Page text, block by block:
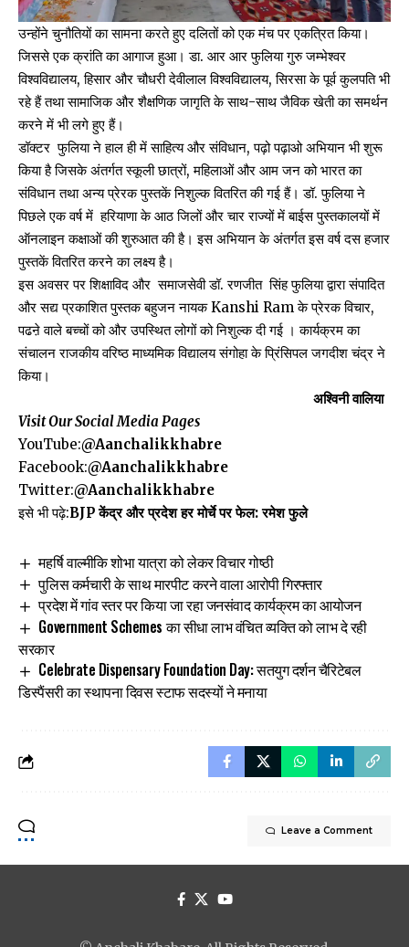
उन्होंने चुनौतियों का सामना करते हुए दलितों को एक मंच पर एकत्रित किया।
जिससे एक क्रांति का आगाज हुआ। डा. आर आर फुलिया गुरु जम्भेश्वर
विश्वविद्यालय, हिसार और चौधरी देवीलाल विश्वविद्यालय, सिरसा के पूर्व कुलपति भी
रहे हैं तथा सामाजिक और शैक्षणिक जागृति के साथ-साथ जैविक खेती का समर्थन
करने में भी लगे हुए हैं।
डॉक्टर फुलिया ने हाल ही में साहित्य और संविधान, पढ़ो पढ़ाओ अभियान भी शुरू
किया है जिसके अंतर्गत स्कूली छात्रों, महिलाओं और आम जन को भारत का
संविधान तथा अन्य प्रेरक पुस्तकें निशुल्क वितरित की गई हैं। डॉ. फुलिया ने
पिछले एक वर्ष में हरियाणा के आठ जिलों और चार राज्यों में बाईस पुस्तकालयों में
ऑनलाइन कक्षाओं की शुरुआत की है। इस अभियान के अंतर्गत इस वर्ष दस हजार
पुस्तकें वितरित करने का लक्ष्य है।
इस अवसर पर शिक्षाविद और समाजसेवी डॉ. रणजीत सिंह फुलिया द्वारा संपादित
और सद्य प्रकाशित पुस्तक बहुजन नायक Kanshi Ram के प्रेरक विचार,
पढऩे वाले बच्चों को और उपस्थित लोगों को निशुल्क दी गई । कार्यक्रम का
संचालन राजकीय वरिष्ठ माध्यमिक विद्यालय संगोहा के प्रिंसिपल जगदीश चंद्र ने
किया।
अश्विनी वालिया
Visit Our Social Media Pages
YouTube:@Aanchalikkhabre
Facebook:@Aanchalikkhabre
Twitter:@Aanchalikkhabre
इसे भी पढ़े:BJP केंद्र और प्रदेश हर मोर्चे पर फेल: रमेश फुले
महर्षि वाल्मीकि शोभा यात्रा को लेकर विचार गोष्ठी
पुलिस कर्मचारी के साथ मारपीट करने वाला आरोपी गिरफ्तार
प्रदेश में गांव स्तर पर किया जा रहा जनसंवाद कार्यक्रम का आयोजन
Government Schemes का सीधा लाभ वंचित व्यक्ति को लाभ दे रही
सरकार
Celebrate Dispensary Foundation Day: सतयुग दर्शन चैरिटेबल
डिस्पैंसरी का स्थापना दिवस स्टाफ सदस्यों ने मनाया
Leave a Comment